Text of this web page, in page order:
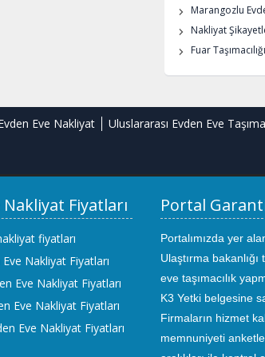
Marangozlu
Nakliyat
Fuar Taşımacılığı
Eve Nakliyat Uluslararası Evden Eve
Nakliyat Fiyatları
fiyatları
Nakliyat Fiyatları
Eve Nakliyat Fiyatları
Eve Nakliyat Fiyatları
Eve Nakliyat Fiyatları
Portal
Portalımızda yer
Ulaştırma
eve taşımacılık
K3 Yetki belgesine
Firmaların hizmet
memnuniyeti